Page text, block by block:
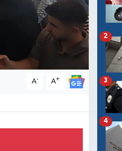
A- A+
2
3
4